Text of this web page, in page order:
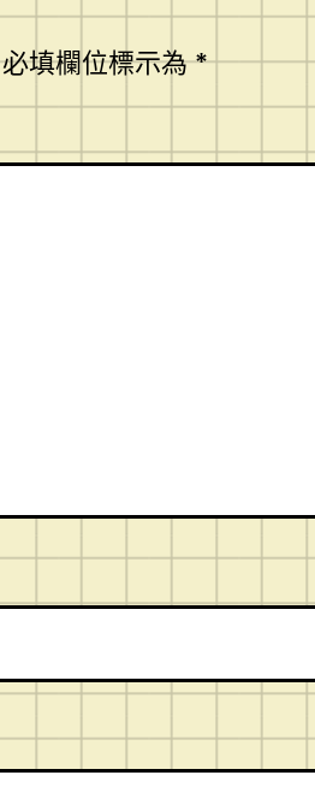
必填欄位標示為*